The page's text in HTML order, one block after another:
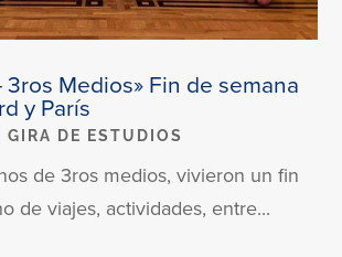
Medios» Fin de semana
y París
GIRA DE ESTUDIOS
de 3ros medios, vivieron un fin
de viajes, actividades, entre...